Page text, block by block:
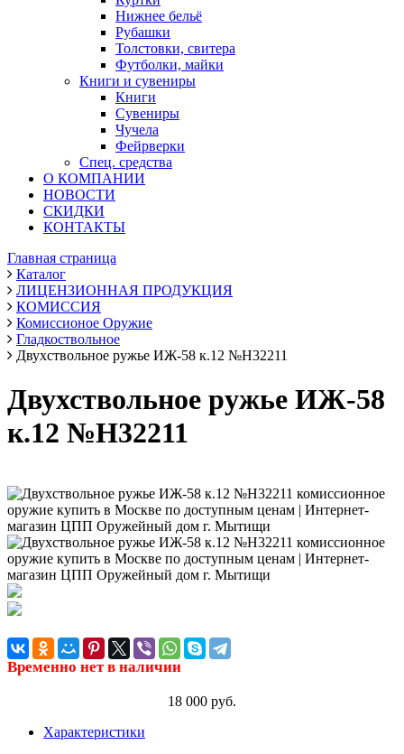
Нижнее бельё
Рубашки
Толстовки, свитера
Футболки, майки
Книги и сувениры
Книги
Сувениры
Чучела
Фейрверки
Спец. средства
О КОМПАНИИ
НОВОСТИ
СКИДКИ
КОНТАКТЫ
Главная страница
Каталог
ЛИЦЕНЗИОННАЯ ПРОДУКЦИЯ
КОМИССИЯ
Комиссионое Оружие
Гладкоствольное
Двухствольное ружье ИЖ-58 к.12 №Н32211
Двухствольное ружье ИЖ-58
к.12 №Н32211
Временно нет в наличии
18 000 руб.
Характеристики